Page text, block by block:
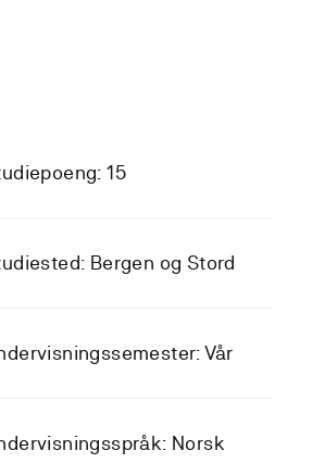
15
Bergen og Stord
Vår
Norsk